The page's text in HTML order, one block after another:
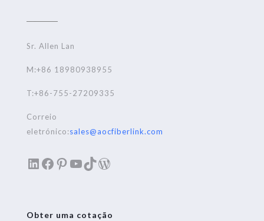
Sr. Allen Lan
M:+86 18980938955
T:+86-755-27209335
Correio
eletrónico:sales@aocfiberlink.com
LinkedIn
Facebook
Pinterest
YouTube
TikTok
WordPress
Obter uma cotação